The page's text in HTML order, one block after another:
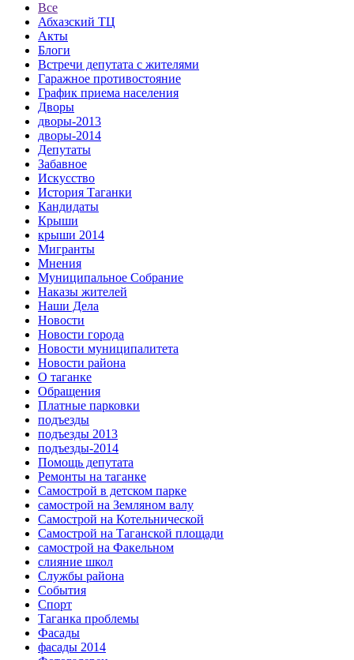
Все
Абхазский ТЦ
Акты
Блоги
Встречи депутата с жителями
Гаражное противостояние
График приема населения
Дворы
дворы-2013
дворы-2014
Депутаты
Забавное
Искусство
История Таганки
Кандидаты
Крыши
крыши 2014
Мигранты
Мнения
Муниципальное Собрание
Наказы жителей
Наши Дела
Новости
Новости города
Новости муниципалитета
Новости района
О таганке
Обращения
Платные парковки
подъезды
подъезды 2013
подъезды-2014
Помощь депутата
Ремонты на таганке
Самострой в детском парке
самострой на Земляном валу
Самострой на Котельнической
Самострой на Таганской площади
самострой на Факельном
слияние школ
Службы района
События
Спорт
Таганка проблемы
Фасады
фасады 2014